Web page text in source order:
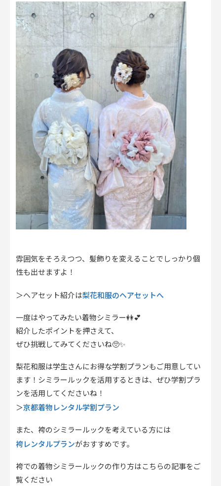
雰囲気をそろえつつ、髪飾りを変えることでしっかり個
性も出せますよ！
＞ヘアセット紹介は梨花和服のヘアセットへ
一度はやってみたい着物シミラー👭💕
紹介したポイントを押さえて、
ぜひ挑戦してみてくださいね🥺✨
梨花和服は学生さんにお得な学割プランもご用意してい
ます！シミラールックを活用するときは、ぜひ学割プラ
ンを活用してくださいね！
＞京都着物レンタル学割プラン
また、袴のシミラールックを考えている方には
袴レンタルプランがおすすめです。
袴での着物シミラールックの作り方はこちらの記事をご
覧ください